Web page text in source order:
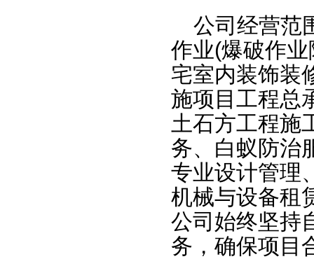
公司经营范
作业(爆破作
宅室内装饰装
施项目工程总
土石方工程施
务、白蚁防治
专业设计管理
机械与设备租
公司始终坚持
务，确保项目